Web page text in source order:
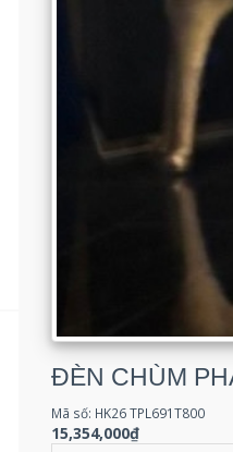
ĐÈN CHÙM
Mã số: HK26 TPL691T800
15,354,000₫